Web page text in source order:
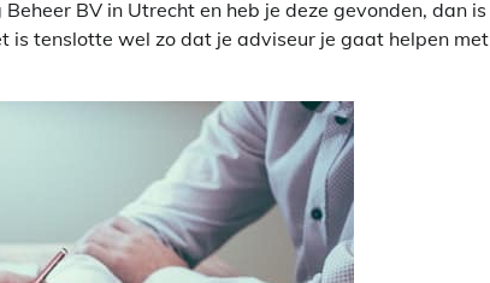
BV in Utrecht en heb je deze gevonden, dan is
is tenslotte wel zo dat je adviseur je gaat helpen met